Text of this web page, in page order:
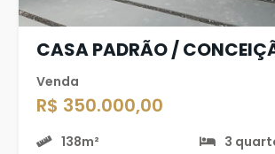
CASA PADRÃO /
Venda
R$ 350.000,00
138m² 3